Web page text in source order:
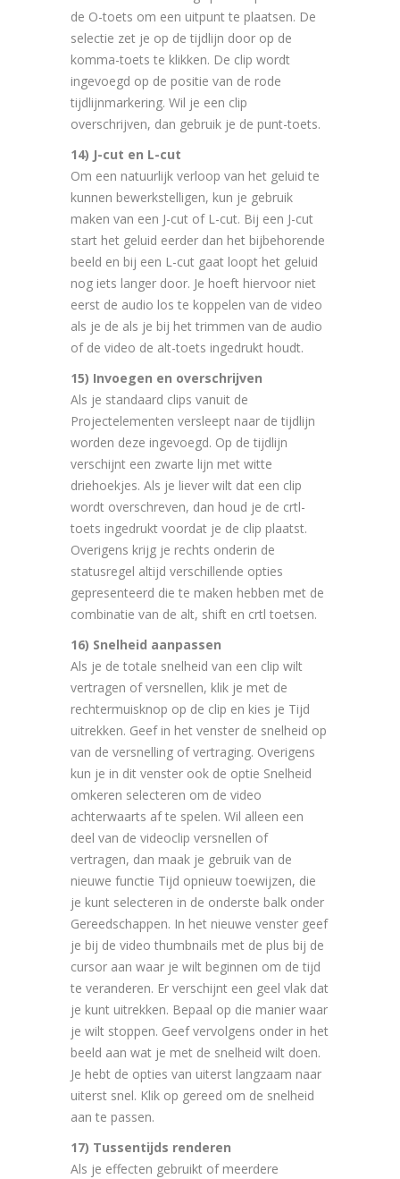
de O-toets om een uitpunt te plaatsen. De
selectie zet je op de tijdlijn door op de
komma-toets te klikken. De clip wordt
ingevoegd op de positie van de rode
tijdlijnmarkering. Wil je een clip
overschrijven, dan gebruik je de punt-toets.
14) J-cut en L-cut
Om een natuurlijk verloop van het geluid te
kunnen bewerkstelligen, kun je gebruik
maken van een J-cut of L-cut. Bij een J-cut
start het geluid eerder dan het bijbehorende
beeld en bij een L-cut gaat loopt het geluid
nog iets langer door. Je hoeft hiervoor niet
eerst de audio los te koppelen van de video
als je de als je bij het trimmen van de audio
of de video de alt-toets ingedrukt houdt.
15) Invoegen en overschrijven
Als je standaard clips vanuit de
Projectelementen versleept naar de tijdlijn
worden deze ingevoegd. Op de tijdlijn
verschijnt een zwarte lijn met witte
driehoekjes. Als je liever wilt dat een clip
wordt overschreven, dan houd je de crtl-
toets ingedrukt voordat je de clip plaatst.
Overigens krijg je rechts onderin de
statusregel altijd verschillende opties
gepresenteerd die te maken hebben met de
combinatie van de alt, shift en crtl toetsen.
16) Snelheid aanpassen
Als je de totale snelheid van een clip wilt
vertragen of versnellen, klik je met de
rechtermuisknop op de clip en kies je Tijd
uitrekken. Geef in het venster de snelheid op
van de versnelling of vertraging. Overigens
kun je in dit venster ook de optie Snelheid
omkeren selecteren om de video
achterwaarts af te spelen. Wil alleen een
deel van de videoclip versnellen of
vertragen, dan maak je gebruik van de
nieuwe functie Tijd opnieuw toewijzen, die
je kunt selecteren in de onderste balk onder
Gereedschappen. In het nieuwe venster geef
je bij de video thumbnails met de plus bij de
cursor aan waar je wilt beginnen om de tijd
te veranderen. Er verschijnt een geel vlak dat
je kunt uitrekken. Bepaal op die manier waar
je wilt stoppen. Geef vervolgens onder in het
beeld aan wat je met de snelheid wilt doen.
Je hebt de opties van uiterst langzaam naar
uiterst snel. Klik op gereed om de snelheid
aan te passen.
17) Tussentijds renderen
Als je effecten gebruikt of meerdere